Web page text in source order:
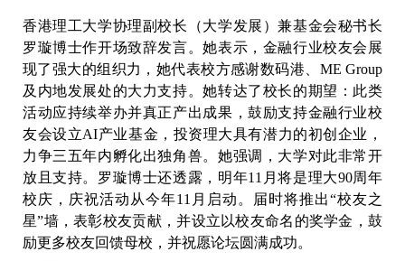
香港理工大学协理副校长（大学发展）兼基金会秘书长
罗璇博士作开场致辞发言。她表示，金融行业校友会展
现了强大的组织力，她代表校方感谢数码港、ME Group
及内地发展处的大力支持。她转达了校长的期望：此类
活动应持续举办并真正产出成果，鼓励支持金融行业校
友会设立AI产业基金，投资理大具有潜力的初创企业，
力争三五年内孵化出独角兽。她强调，大学对此非常开
放且支持。罗璇博士还透露，明年11月将是理大90周年
校庆，庆祝活动从今年11月启动。届时将推出“校友之
星”墙，表彰校友贡献，并设立以校友命名的奖学金，鼓
励更多校友回馈母校，并祝愿论坛圆满成功。